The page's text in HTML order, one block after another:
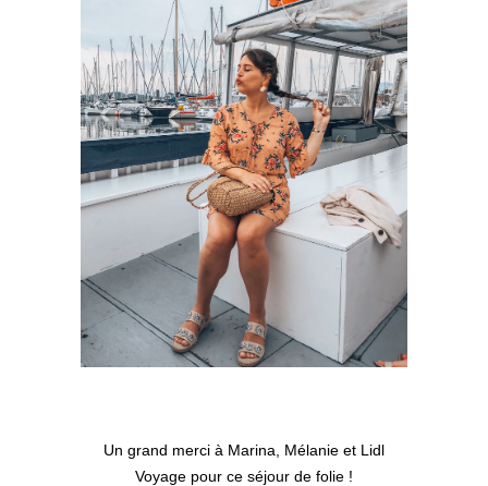
Un grand merci à Marina, Mélanie et Lidl
Voyage pour ce séjour de folie !